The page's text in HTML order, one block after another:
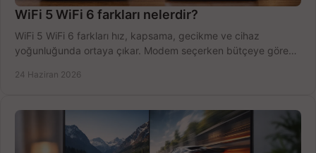
WiFi 5 WiFi 6 farkları nelerdir?
WiFi 5 WiFi 6 farkları hız, kapsama, gecikme ve cihaz
yoğunluğunda ortaya çıkar. Modem seçerken bütçeye göre
24 Haziran 2026